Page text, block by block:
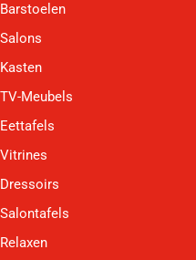
Barstoelen
Salons
Kasten
TV-Meubels
Eettafels
Vitrines
Dressoirs
Salontafels
Relaxen